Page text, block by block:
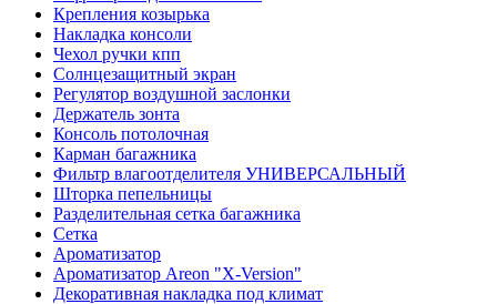
Крепления козырька
Накладка консоли
Чехол ручки кпп
Солнцезащитный экран
Регулятор воздушной заслонки
Держатель зонта
Консоль потолочная
Карман багажника
Фильтр влагоотделителя УНИВЕРСАЛЬНЫЙ
Шторка пепельницы
Разделительная сетка багажника
Сетка
Ароматизатор
Ароматизатор Areon "X-Version"
Декоративная накладка под климат